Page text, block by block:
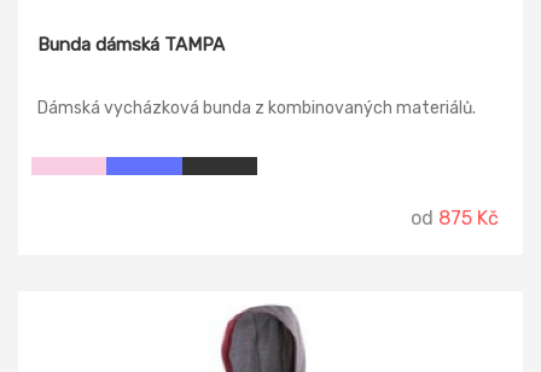
Bunda dámská TAMPA
Dámská vycházková bunda z kombinovaných materiálů.
od 875 Kč